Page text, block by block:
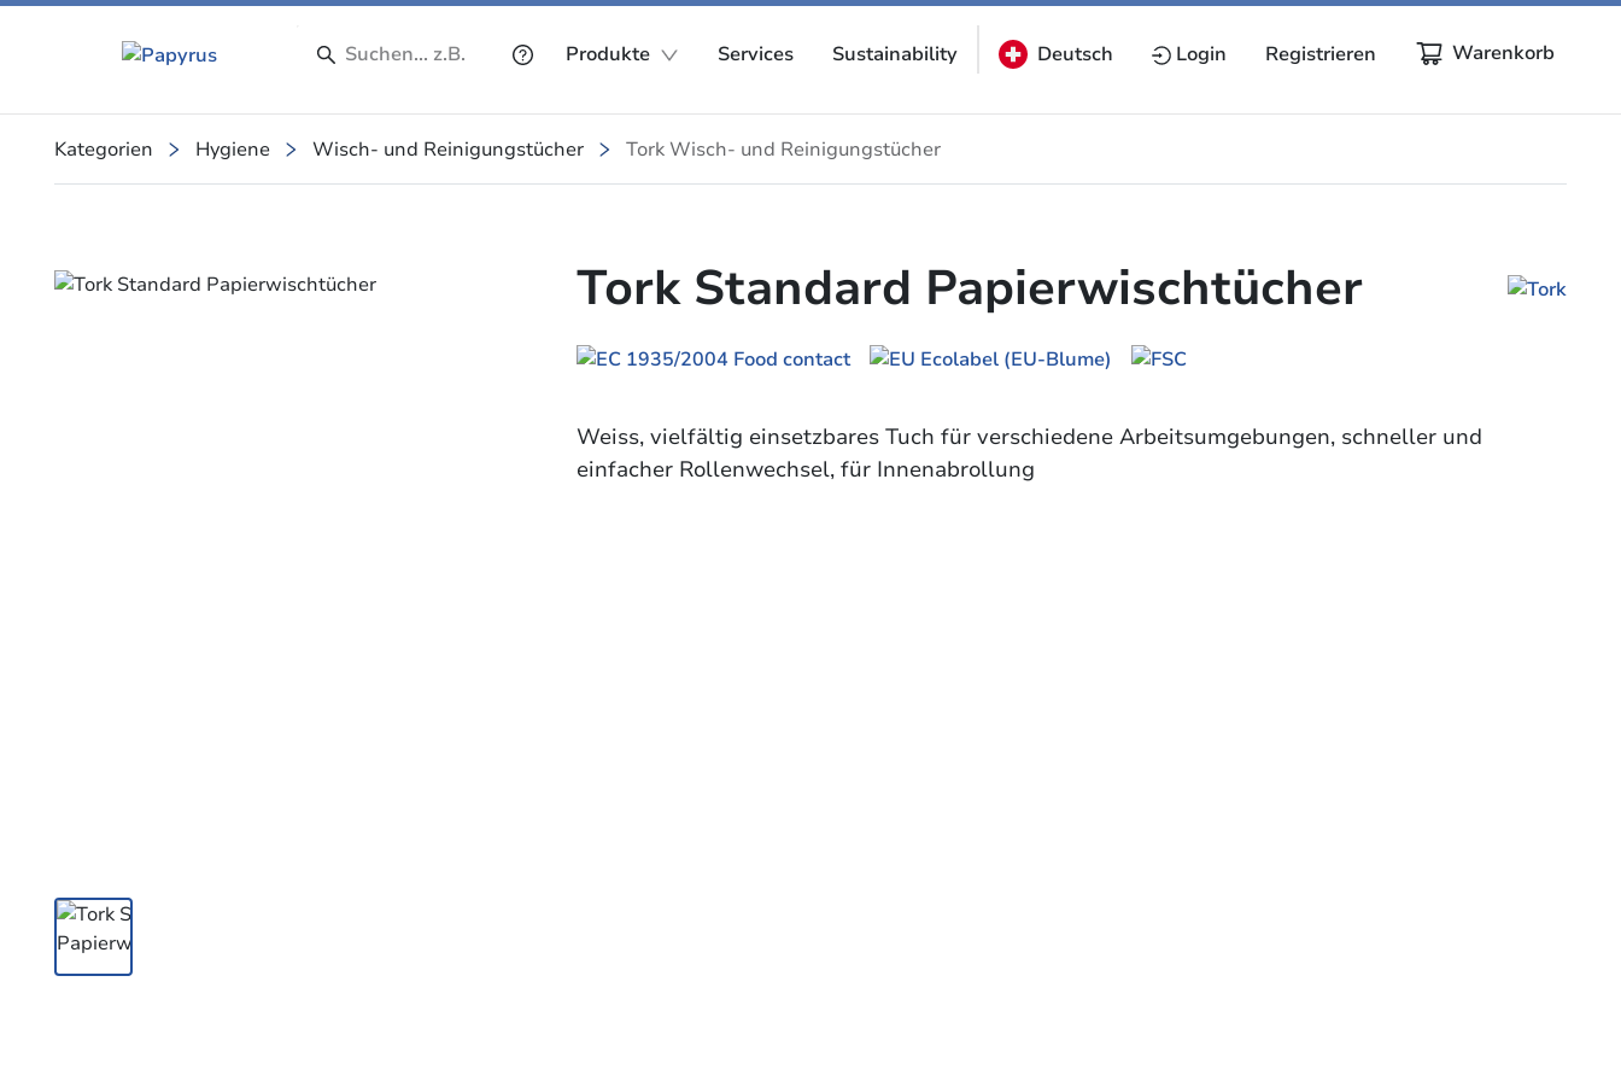
Produkte Services Sustainability Deutsch Login Registrieren Warenkorb
Kategorien Hygiene Wisch- und Reinigungstücher Tork Wisch- und Reinigungstücher
Slide 1 of 1 Tork Standard Papierwischtücher
Weiss, vielfältig einsetzbares Tuch für verschiedene Arbeitsumgebungen, schneller und
einfacher Rollenwechsel, für Innenabrollung